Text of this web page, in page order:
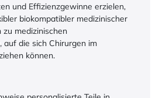
und Effizienzgewinne erzielen,
biokompatibler medizinischer
zu medizinischen
die sich Chirurgen im
können.